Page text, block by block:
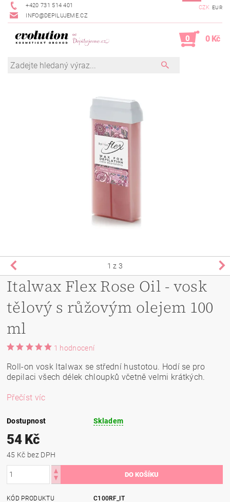
+420 731 514 401
INFO@DEPILUJEME.CZ
CZK EUR
0 0 Kč
1 z 3
Italwax Flex Rose Oil - vosk
tělový s růžovým olejem 100
ml
1 hodnocení
Roll-on vosk Italwax se střední hustotou. Hodí se pro
depilaci všech délek chloupků včetně velmi krátkých.
Přečíst víc
Dostupnost Skladem
54 Kč
45 Kč bez DPH
KÓD PRODUKTU
C100RF_IT